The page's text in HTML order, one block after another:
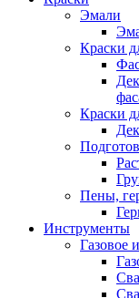
Эмали
Краски
Краски
Пены,
Инструменты
Газовое